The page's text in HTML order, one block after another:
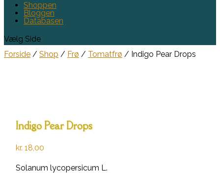
Shoppen
Bloggen
Databasen
Vælg Side
Forside / Shop / Frø / Tomatfrø / Indigo Pear Drops
Indigo Pear Drops
kr. 18,00
Solanum lycopersicum L.